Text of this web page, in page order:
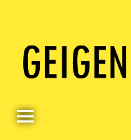
contentGeigerzähler